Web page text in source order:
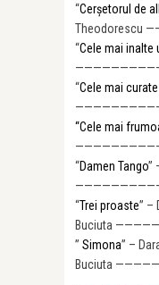
“Cerșetorul de
Theodorescu
“Cele mai inalte
“Cele mai
“Cele mai
“Damen Tango”
“Trei proaste” –
Buciuta
” Simona” –
Buciuta